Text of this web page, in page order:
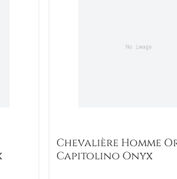
Chevalière Homme
Capitolino Onyx